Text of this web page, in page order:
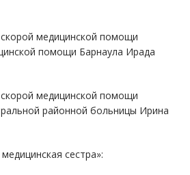
медицинской помощи
помощи Барнаула Ирада
медицинской помощи
районной больницы Ирина
сестра»: